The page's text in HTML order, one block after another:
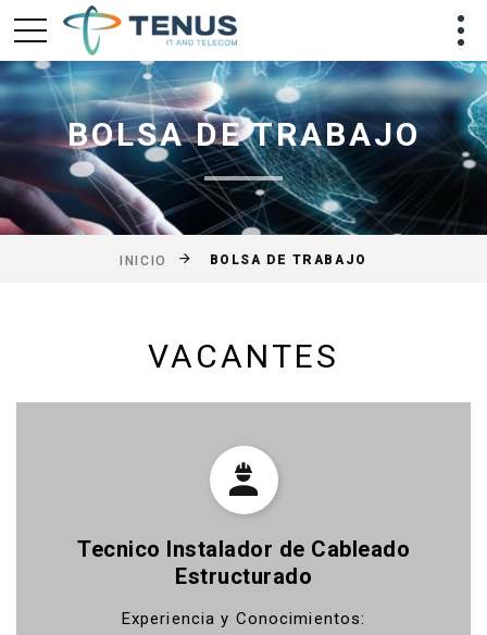
BOLSA DE TRABAJO
INICIO BOLSA DE TRABAJO
VACANTES
Tecnico Instalador de Cableado
Estructurado
Experiencia y Conocimientos: